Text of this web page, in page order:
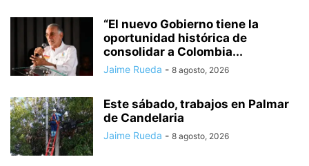
“El nuevo Gobierno tiene la
oportunidad histórica de
consolidar a Colombia...
Jaime Rueda - 8 agosto, 2026
Este sábado, trabajos en Palmar
de Candelaria
Jaime Rueda - 8 agosto, 2026